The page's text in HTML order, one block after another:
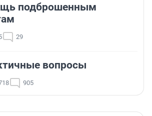
подброшенным
29
вопросы
905